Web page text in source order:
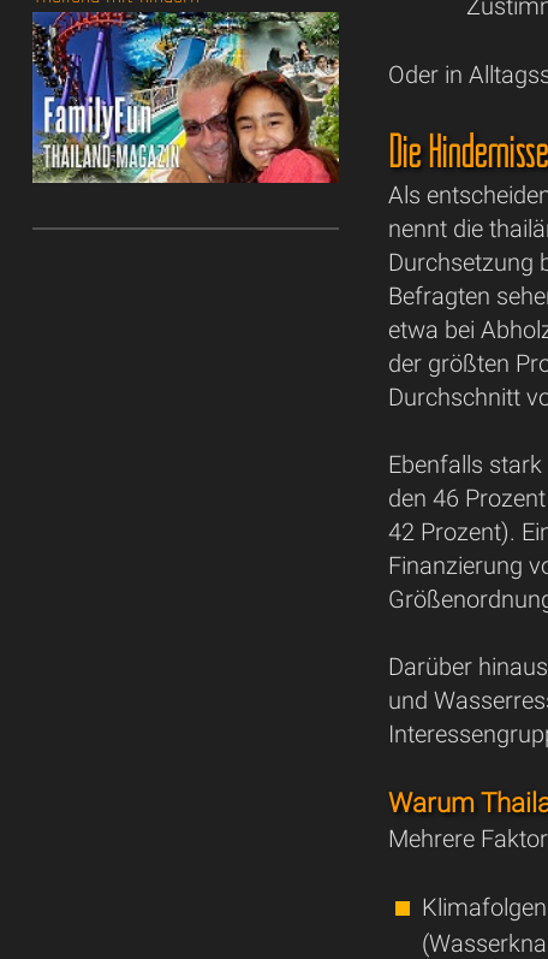
Oder in
Die
Als
nennt die
Durchsetzung
Befragten
etwa bei
der größten
Durchschnitt
Ebenfalls
den 46
42 Prozent).
Finanzierung
Darüber
und
Warum
Mehrere